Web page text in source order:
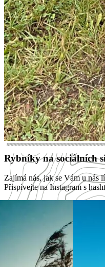
Rybníky na sociálních
Zajímá nás, jak se Vám u nás
Přispívejte na Instagram s